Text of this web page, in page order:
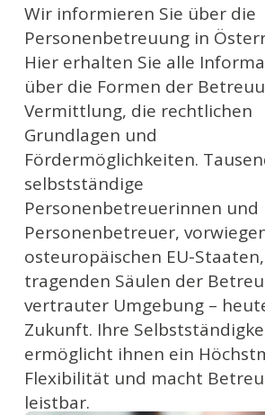
Wir informieren Sie über die
Personenbetreuung in
Hier erhalten Sie alle
über die Formen der
Vermittlung, die rechtlichen
Grundlagen und
Fördermöglichkeiten.
selbstständige
Personenbetreuerinnen und
Personenbetreuer,
osteuropäischen EU-
tragenden Säulen der
vertrauter Umgebung –
Zukunft. Ihre
ermöglicht ihnen ein
Flexibilität und macht
leistbar.